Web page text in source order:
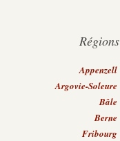
Régions
Appenzell
Argovie-Soleure
Bâle
Berne
Fribourg